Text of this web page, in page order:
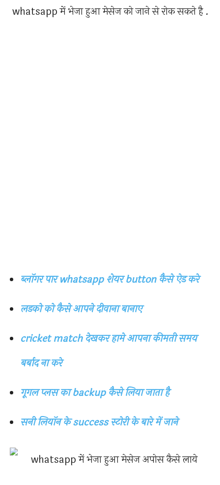
whatsapp में भेजा हुआ मेसेज को जाने से रोक सकते है .
ब्लॉगर पार whatsapp शेयर button कैसे ऐड करे
लडको को कैसे आपने दीवाना बानाए
cricket match देखकर हामे आपना कीमती समय
बर्बाद ना करे
गूगल प्लस का backup कैसे लिया जाता है
सनी लियॉन के success स्टोरी के बारे में जाने